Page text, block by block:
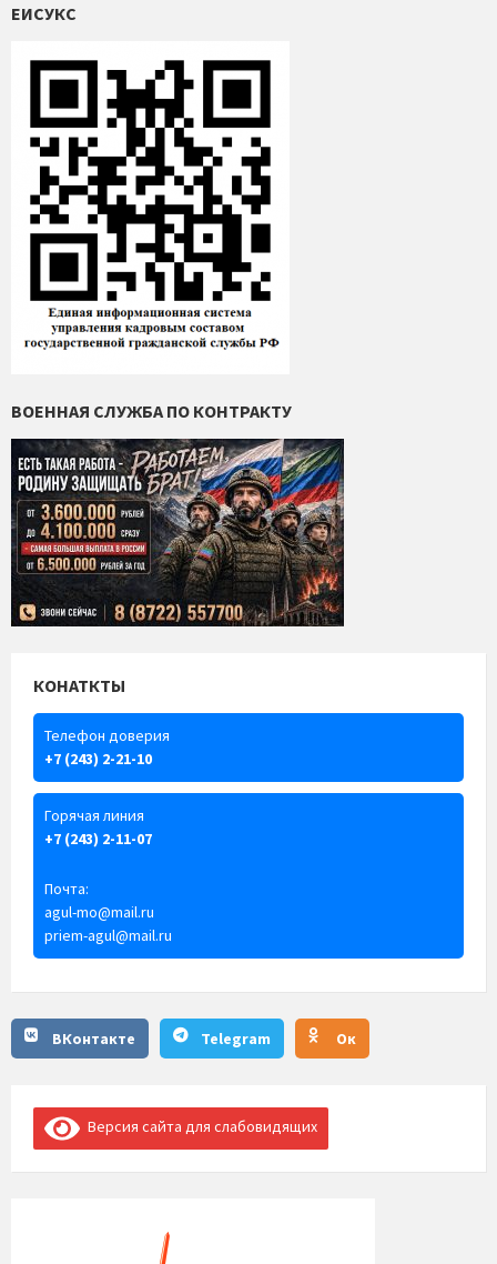
ЕИСУКС
ВОЕННАЯ СЛУЖБА ПО КОНТРАКТУ
КОНАТКТЫ
Телефон доверия
+7 (243) 2-21-10
Горячая линия
+7 (243) 2-11-07
Почта:
agul-mo@mail.ru
priem-agul@mail.ru
ВКонтакте Telegram Ок
Версия сайта для слабовидящих